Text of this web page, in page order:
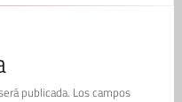
publicada. Los campos